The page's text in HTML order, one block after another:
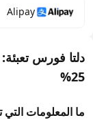
Alipay
دلتا فورس
25%
ما المعلومات